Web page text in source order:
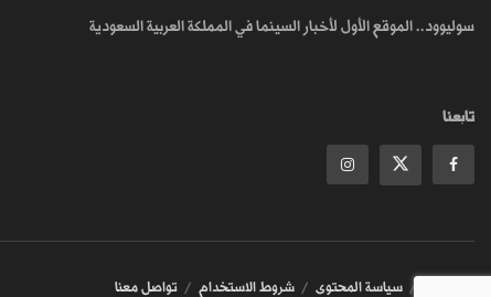
سوليوود.. الموقع الأول لأخبار السينما في المملكة العربية السعودية
تابعنا
سياسة المحتوى شروط الاستخدام تواصل معنا